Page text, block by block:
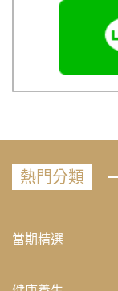
熱門分類
當期精選